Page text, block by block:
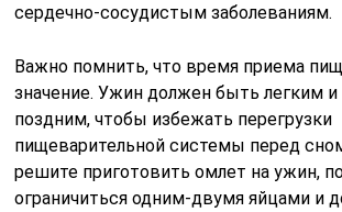
сердечно-сосудистым заболеваниям.
Важно помнить, что время приема
значение. Ужин должен быть легким
поздним, чтобы избежать перегрузки
пищеварительной системы перед
решите приготовить омлет на ужин,
ограничиться одним-двумя яйцами и